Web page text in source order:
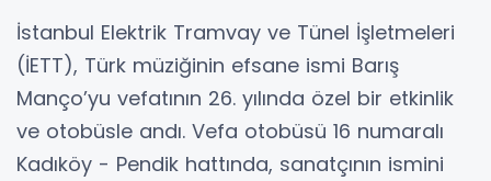
İstanbul Elektrik Tramvay ve Tünel İşletmeleri
(İETT), Türk müziğinin efsane ismi Barış
Manço’yu vefatının 26. yılında özel bir etkinlik
ve otobüsle andı. Vefa otobüsü 16 numaralı
Kadıköy - Pendik hattında, sanatçının ismini